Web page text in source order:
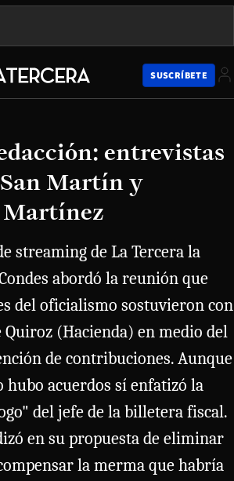
SUSCRÍBETE
entrevistas
Martín y
Martínez
streaming de La Tercera la
abordó la reunión que
del oficialismo sostuvieron con
(Hacienda) en medio del
de contribuciones. Aunque
hubo acuerdos sí enfatizó la
del jefe de la billetera fiscal.
en su propuesta de eliminar
la merma que habría